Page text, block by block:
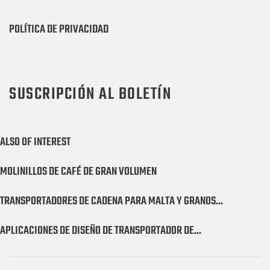
POLÍTICA DE PRIVACIDAD
SUSCRIPCIÓN AL BOLETÍN
ALSO OF INTEREST
MOLINILLOS DE CAFÉ DE GRAN VOLUMEN
TRANSPORTADORES DE CADENA PARA MALTA Y GRANOS...
APLICACIONES DE DISEÑO DE TRANSPORTADOR DE...